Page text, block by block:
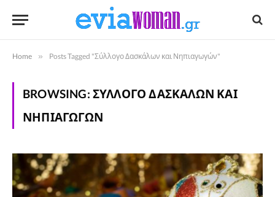
Home » Posts Tagged "Σύλλογο Δασκάλων και Νηπιαγωγών"
BROWSING: ΣΎΛΛΟΓΟ ΔΑΣΚΆΛΩΝ ΚΑΙ
ΝΗΠΙΑΓΩΓΏΝ